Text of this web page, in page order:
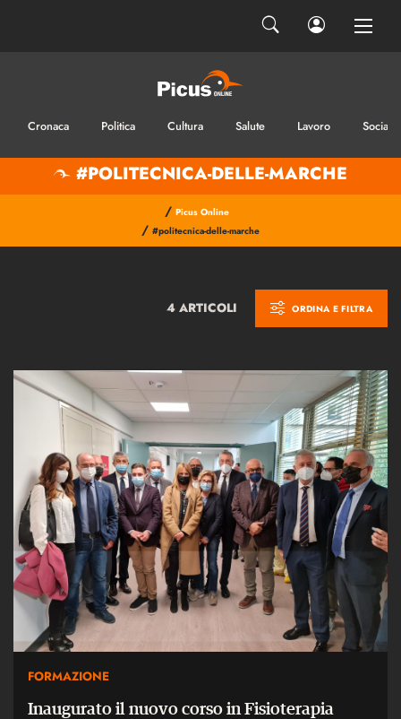
Cronaca Politica Cultura Salute Lavoro Sociale
#POLITECNICA-DELLE-MARCHE
/ Picus Online
/ #politecnica-delle-marche
4 ARTICOLI ORDINA E FILTRA
FORMAZIONE
Inaugurato il nuovo corso in Fisioterapia